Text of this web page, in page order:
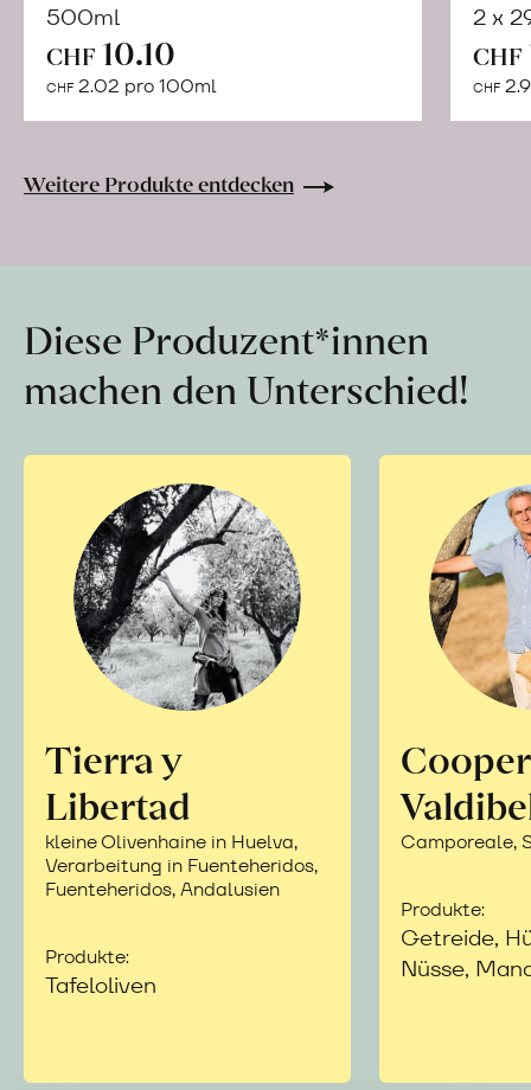
500ml
CHF 10.10
CHF 2.02 pro 100ml
Warenkorb
2 x
CHF
CHF
Weitere Produkte entdecken
Diese Produzent*innen
machen den Unterschied!
Tierra y
Libertad
kleine Olivenhaine in Huelva,
Verarbeitung in Fuenteheridos,
Fuenteheridos, Andalusien
Produkte:
Tafeloliven
Camporeale,
Produkte:
Getreide,
Nüsse,